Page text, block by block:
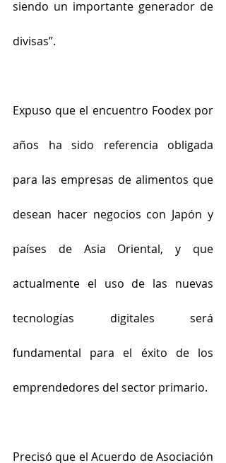
siendo un importante generador de
divisas”.
Expuso que el encuentro Foodex por
años ha sido referencia obligada
para las empresas de alimentos que
desean hacer negocios con Japón y
países de Asia Oriental, y que
actualmente el uso de las nuevas
tecnologías digitales será
fundamental para el éxito de los
emprendedores del sector primario.
Precisó que el Acuerdo de Asociación